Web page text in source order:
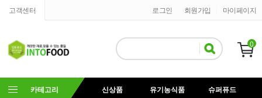
고객센터 마이페이지
회원가입
로그인
0
카테고리 신상품 유기농식품
슈퍼퓨드